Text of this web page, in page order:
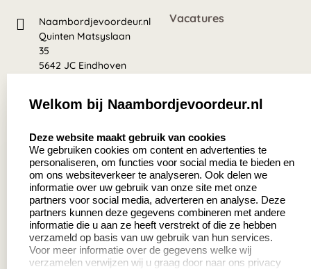
Naambordjevoordeur.nl
Quinten Matsyslaan
35
5642 JC Eindhoven
639 beoordelingen
Vacatures
Zakelijk:
Aanvraag op maat
Cadeaubonnen
Klantenservice:
Contact
Veelgestelde vragen
Retourneren
Welkom bij Naambordjevoordeur.nl
Deze website maakt gebruik van cookies
We gebruiken cookies om content en advertenties te
personaliseren, om functies voor social media te bieden en
om ons websiteverkeer te analyseren. Ook delen we
informatie over uw gebruik van onze site met onze
partners voor social media, adverteren en analyse. Deze
partners kunnen deze gegevens combineren met andere
informatie die u aan ze heeft verstrekt of die ze hebben
verzameld op basis van uw gebruik van hun services.
Voor meer informatie over de gegevens welke wij
verzamelen verwijzen wij u graag door naar ons privacy